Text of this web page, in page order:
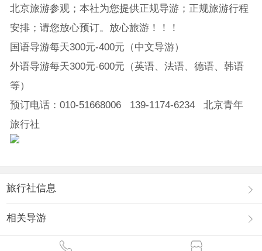
北京旅游参观；本社为您提供正规导游；正规旅游行程
安排；请您放心预订。放心旅游！！！
国语导游每天300元-400元（中文导游）
外语导游每天300元-600元（英语、法语、德语、韩语
等）
预订电话：010-51668006 139-1174-6234 北京青年
旅行社
旅行社信息
相关导游